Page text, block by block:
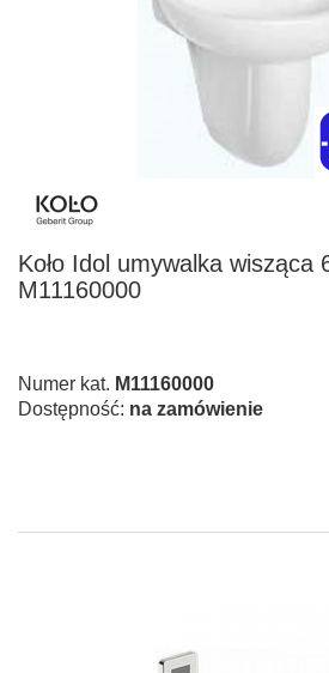
Koło Idol umywalka wisząca
M11160000
Numer kat. M11160000
Dostępność: na zamówienie